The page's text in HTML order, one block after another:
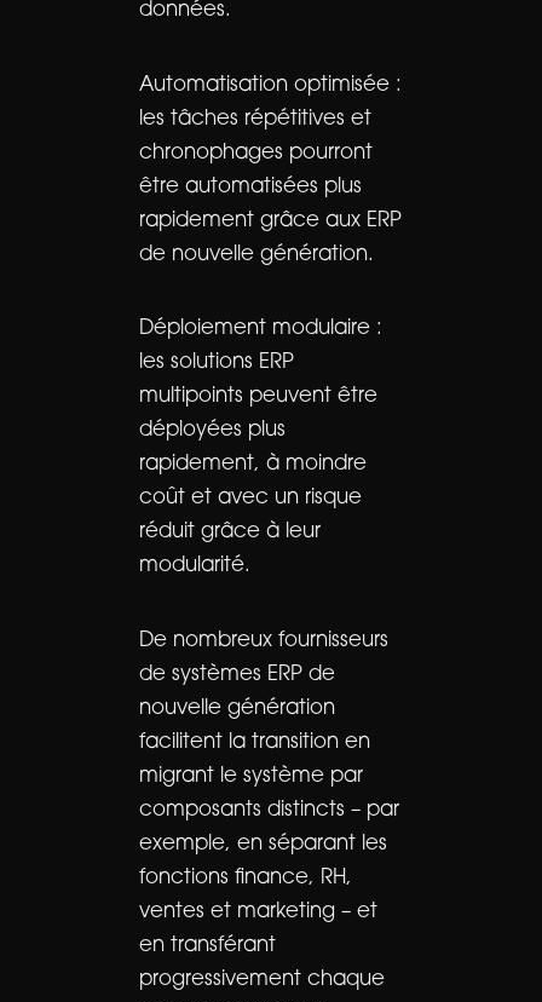
données.
Automatisation optimisée :
les tâches répétitives et
chronophages pourront
être automatisées plus
rapidement grâce aux ERP
de nouvelle génération.
Déploiement modulaire :
les solutions ERP
multipoints peuvent être
déployées plus
rapidement, à moindre
coût et avec un risque
réduit grâce à leur
modularité.
De nombreux fournisseurs
de systèmes ERP de
nouvelle génération
facilitent la transition en
migrant le système par
composants distincts – par
exemple, en séparant les
fonctions finance, RH,
ventes et marketing – et
en transférant
progressivement chaque